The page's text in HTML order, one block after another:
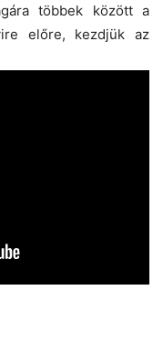
többek között a
előre, kezdjük az